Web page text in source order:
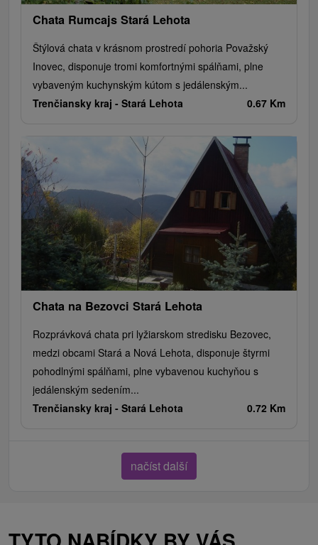
Chata Rumcajs Stará Lehota
Štýlová chata v krásnom prostredí pohoria Považský
Inovec, disponuje tromi komfortnými spálňami, plne
vybaveným kuchynským kútom s jedálenským...
Trenčiansky kraj - Stará Lehota 0.67 Km
Chata na Bezovci Stará Lehota
Rozprávková chata pri lyžiarskom stredisku Bezovec,
medzi obcami Stará a Nová Lehota, disponuje štyrmi
pohodlnými spálňami, plne vybavenou kuchyňou s
jedálenským sedením...
Trenčiansky kraj - Stará Lehota 0.72 Km
načíst další